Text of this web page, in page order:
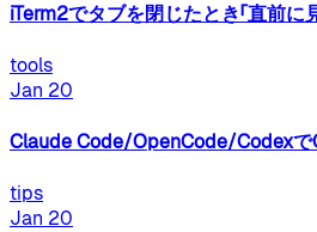
iTerm2でタブを閉じたとき「直前に
tools
Jan 20
Claude Code/OpenCode/Codexで
tips
Jan 20